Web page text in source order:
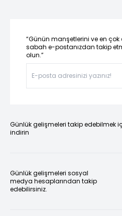
“Günün manşetlerini ve en
sabah e-postanızdan takip
olun.”
Günlük gelişmeleri takip edebilmek
indirin
Günlük gelişmeleri sosyal
medya hesaplarından takip
edebilirsiniz.